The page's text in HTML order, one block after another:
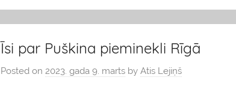
g
s
Īsi par Puškina pieminekli Rīgā
Posted on2023. gada 9. marts byAtis Lejiņš